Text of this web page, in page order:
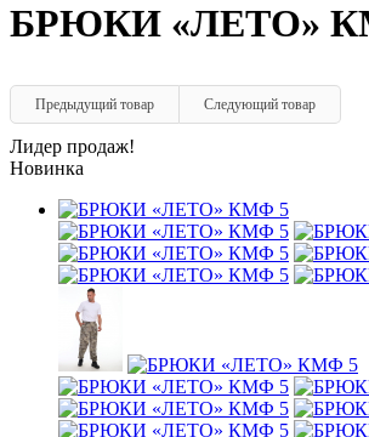
БРЮКИ «ЛЕТО»
Предыдущий товар Следующий товар
Лидер продаж!
Новинка